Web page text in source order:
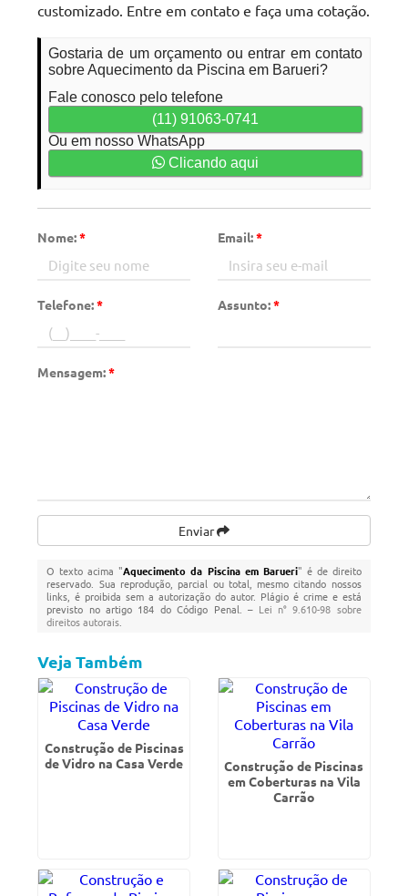
customizado. Entre em contato e faça uma cotação.
Gostaria de um orçamento ou entrar em contato
sobre Aquecimento da Piscina em Barueri?
Fale conosco pelo telefone
(11) 91063-0741
Ou em nosso WhatsApp
Clicando aqui
Nome:* Email:*
Telefone:* Assunto:*
Mensagem:*
Enviar
O texto acima "Aquecimento da Piscina em Barueri" é de direito
reservado. Sua reprodução, parcial ou total, mesmo citando nossos
links, é proibida sem a autorização do autor. Plágio é crime e está
previsto no artigo 184 do Código Penal. – Lei n° 9.610-98 sobre
direitos autorais
Veja Também
Construção de Piscinas
de Vidro na Casa Verde
Construção de Piscinas
em Coberturas na Vila
Carrão